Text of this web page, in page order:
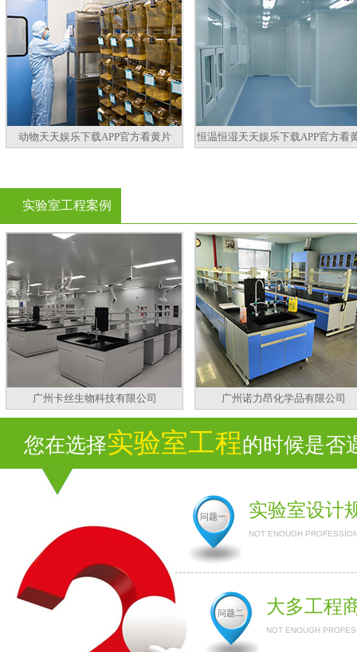
动物天天娱乐下载APP官方看黄片 恒温恒湿天天娱乐下载APP官方看
实验室工程案例
广州卡丝生物科技有限公司 广州诺力昂化学品有限公司
您在选择实验室工程的时候是否
问题一 实验室设计
NOT ENOUGH
问题二 大多工程
NOT ENOUGH